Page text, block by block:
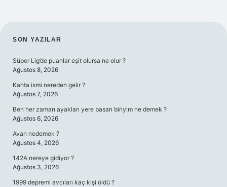
SIDEBAR
SON YAZILAR
Süper Lig’de puanlar eşit olursa ne olur ?
Ağustos 8, 2026
Kahta ismi nereden gelir ?
Ağustos 7, 2026
Ben her zaman ayakları yere basan biriyim ne demek ?
Ağustos 6, 2026
Avan nedemek ?
Ağustos 4, 2026
142A nereye gidiyor ?
Ağustos 3, 2026
1999 depremi avcıları kaç kişi öldü ?